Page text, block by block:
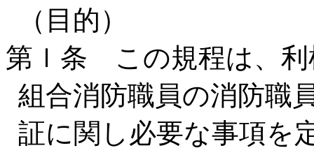
（目的）
第ｌ条 この規程は、利
組合消防職員の消防職
証に関し必要な事項を